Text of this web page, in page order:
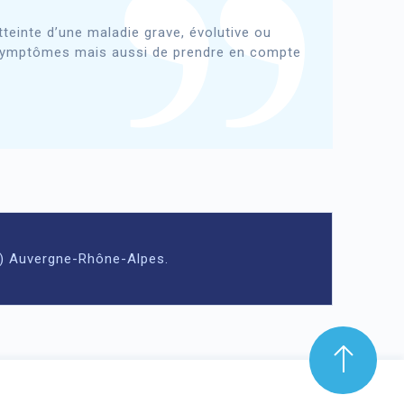
d’une maladie grave, évolutive ou
mais aussi de prendre en compte
Auvergne-Rhône-Alpes.